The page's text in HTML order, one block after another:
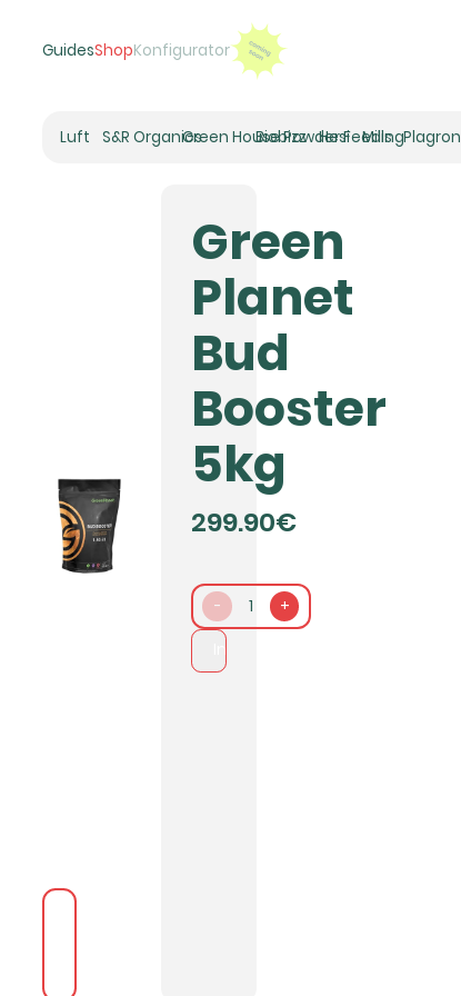
GuidesShopKonfigurator
Luft
Umluft-Ventilatoren
Rohrventilatoren
Luftentfeuchter
S&R OrganicsGreen House Powder Feeding
Biobizz Hesi Mills Plagron
Green
Planet
Bud
Booster
5kg
299.90€
- 1 +